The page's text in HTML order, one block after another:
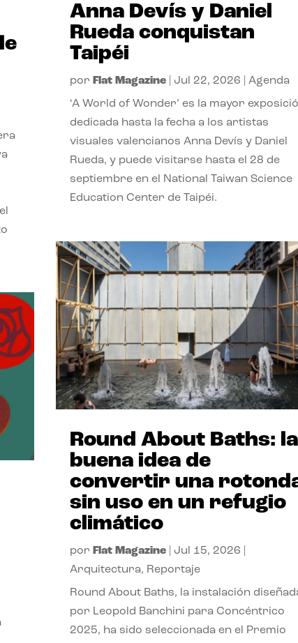
Anna Devís y Daniel
Rueda conquistan
Taipéi
por Flat Magazine| Jul 22, 2026 Agenda
‘A World of Wonder’ es la mayor
dedicada hasta la fecha a los artistas
visuales valencianos Anna Devís y Daniel
Rueda, y puede visitarse hasta el 28 de
septiembre en el National Taiwan Science
Education Center de Taipéi.
Round About Baths: la
buena idea de
convertir una
sin uso en un refugio
climático
por Flat Magazine| Jul 15, 2026
Arquitectura, Reportaje
Round About Baths, la instalación
por Leopold Banchini para Concéntrico
2025, ha sido seleccionada en el Premio